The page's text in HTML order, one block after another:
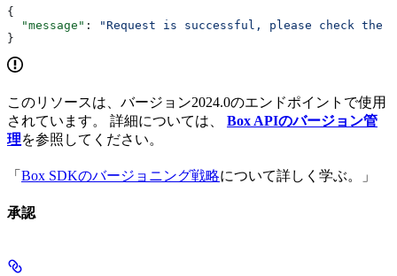
{
  "message"
:
"Request is successful, please check the
}
このリソースは、バージョン2024.0のエンドポイントで使用
されています。 詳細については、 Box APIのバージョン管
理を参照してください。
「 Box SDKのバージョニング戦略について詳しく学ぶ。」
承認